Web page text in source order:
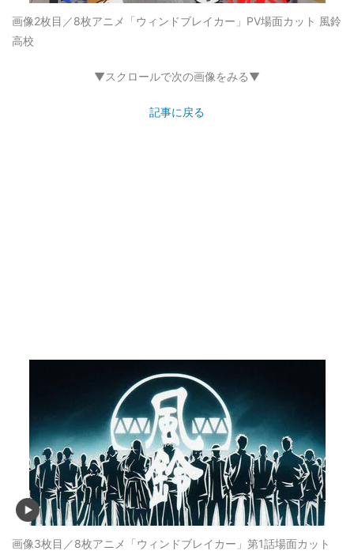
画像2枚目／8枚アニメ「ウィンドブレイカー」PV場面カット 風鈴
高校
▼スクロールで次の画像をみる▼
記事に戻る
画像3枚目／8枚アニメ「ウィンドブレイカー」第1話場面カット